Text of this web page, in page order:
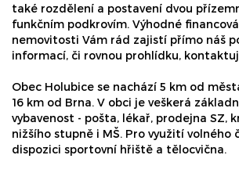
také rozdělení a postavení dvou
funkčním podkrovím. Výhodné
nemovitosti Vám rád zajistí přímo náš
informací, či rovnou prohlídku,
Obec Holubice se nachází 5 km od
16 km od Brna. V obci je veškerá
vybavenost - pošta, lékař, prodejna SZ,
nižšího stupně i MŠ. Pro využití volného
dispozici sportovní hřiště a tělocvična.